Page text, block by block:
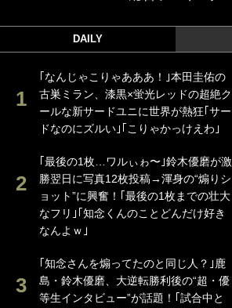
DAILY
｢なんじゃこりゃあああ！｣本田圭佑の
古巣ミラン、漆黒×蛍光レッドの超絶ク
ールな新サードユニに世界が熱狂｢サー
ドなのにズルい｣｢こりゃかっけえわ｣
｢最後の1枚…ワルぃゎ〜｣鈴木優磨が激
勝翌日に写真12枚投稿→渾身の“煽りシ
ョット”に興奮！｢最後の1枚までの壮大
なフリ｣｢知念くんのことどんだけ好き
なんよｗ｣
｢知念さんを煽ってたのと同じ人？｣鹿
島・鈴木優磨、大逆転勝利後の“超・優
等生インタビュー”が話題！｢試合中と